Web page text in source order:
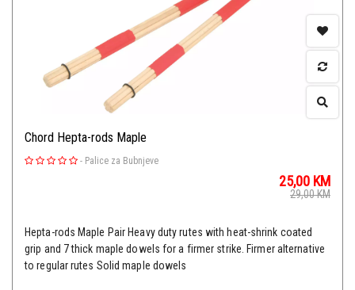
Chord Hepta-rods Maple
- Palice za Bubnjeve
25,00 KM
29,00KM
Hepta-rods Maple Pair Heavy duty rutes with heat-shrink coated
grip and 7 thick maple dowels for a firmer strike. Firmer alternative
to regular rutes Solid maple dowels